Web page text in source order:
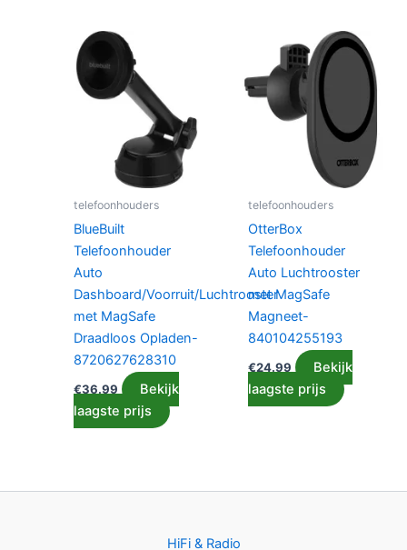
telefoonhouders
BlueBuilt
Telefoonhouder
Auto
Dashboard/Voorruit/Luchtrooster
met MagSafe
Draadloos Opladen-
8720627628310
€36.99
Bekijk
laagste prijs
telefoonhouders
OtterBox
Telefoonhouder
Auto Luchtrooster
met MagSafe
Magneet-
840104255193
€24.99
Bekijk
laagste prijs
HiFi & Radio